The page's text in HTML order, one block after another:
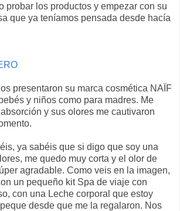
probar los productos y empezar con su
que ya teníamos pensada desde hacía
presentaron su marca cosmética NAÏF
y niños como para madres. Me
y sus olores me cautivaron
ya sabéis que si digo que soy una
me quedo muy corta y el olor de
agradable. Como veis en la imagen,
un pequeño kit Spa de viaje con
con una Leche corporal que estoy
desde que me la regalaron. Nos